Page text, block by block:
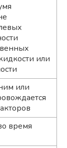
или
или
время